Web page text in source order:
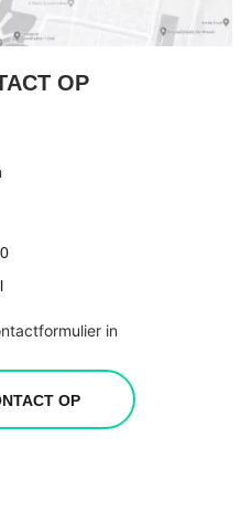
OP
in
OP